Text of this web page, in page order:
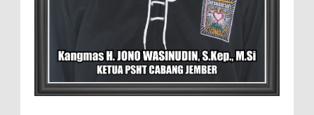
BLORA - Menteri Koordinator Bidang
Pangan RI Zulkifli Hasan menegaskan bahwa Satuan
Pelayanan Pemenuhan Gizi (SPPG) pelaksana Program